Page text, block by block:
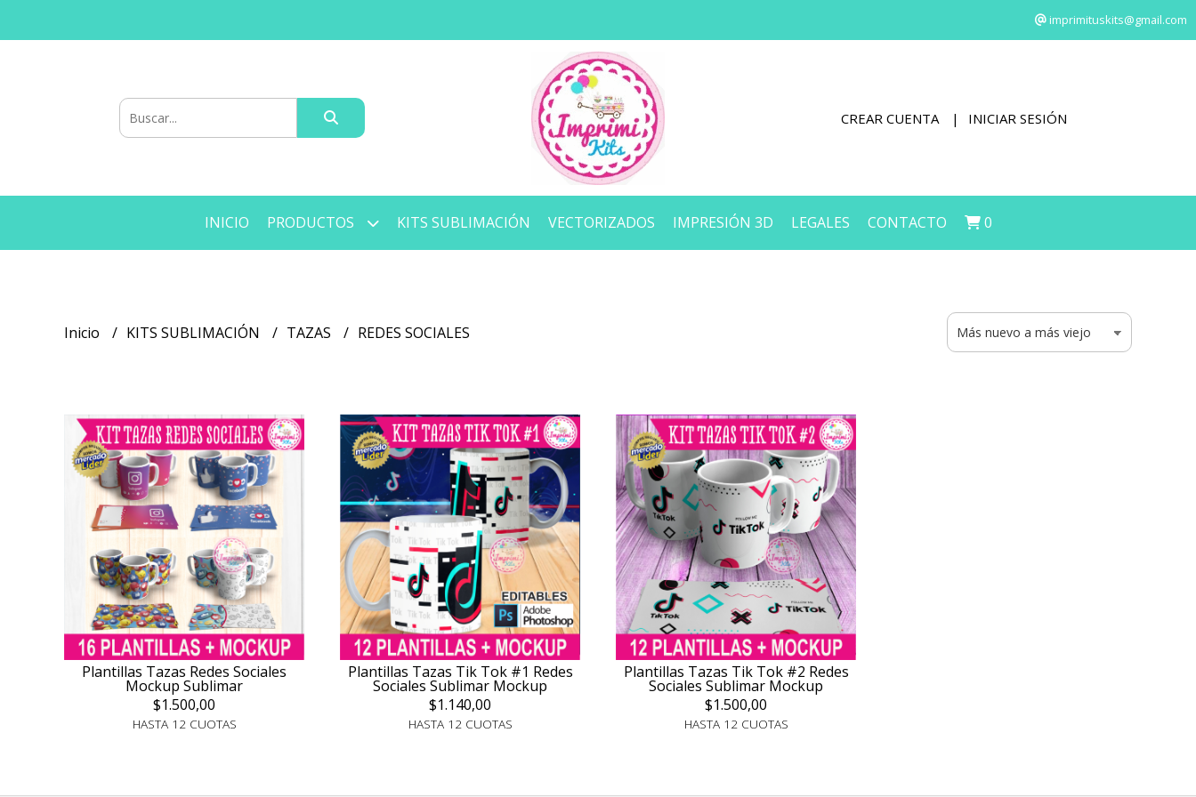
imprimituskits@gmail.com
CREAR CUENTA INICIAR SESIÓN
INICIO PRODUCTOS KITS SUBLIMACIÓN VECTORIZADOS IMPRESIÓN 3D LEGALES CONTACTO 0
Inicio KITS SUBLIMACIÓN TAZAS REDES SOCIALES
Plantillas Tazas Redes Sociales
Mockup Sublimar
$1.500,00
HASTA 12 CUOTAS
Plantillas Tazas Tik Tok #1 Redes
Sociales Sublimar Mockup
$1.140,00
HASTA 12 CUOTAS
Plantillas Tazas Tik Tok #2 Redes
Sociales Sublimar Mockup
$1.500,00
HASTA 12 CUOTAS